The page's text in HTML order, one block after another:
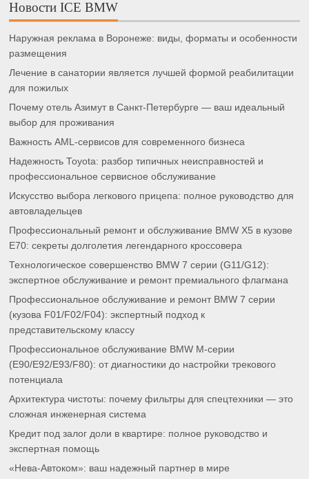
Новости ICE BMW
Наружная реклама в Воронеже: виды, форматы и особенности
размещения
Лечение в санатории является лучшей формой реабилитации
для пожилых
Почему отель Азимут в Санкт-Петербурге — ваш идеальный
выбор для проживания
Важность AML-сервисов для современного бизнеса
Надежность Toyota: разбор типичных неисправностей и
профессиональное сервисное обслуживание
Искусство выбора легкового прицепа: полное руководство для
автовладельцев
Профессиональный ремонт и обслуживание BMW X5 в кузове
E70: секреты долголетия легендарного кроссовера
Технологическое совершенство BMW 7 серии (G11/G12):
экспертное обслуживание и ремонт премиального флагмана
Профессиональное обслуживание и ремонт BMW 7 серии
(кузова F01/F02/F04): экспертный подход к
представительскому классу
Профессиональное обслуживание BMW M-серии
(E90/E92/E93/F80): от диагностики до настройки трекового
потенциала
Архитектура чистоты: почему фильтры для спецтехники — это
сложная инженерная система
Кредит под залог доли в квартире: полное руководство и
экспертная помощь
«Нева-Автоком»: ваш надежный партнер в мире